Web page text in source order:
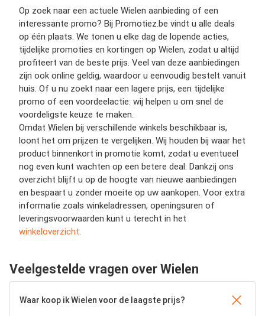
Op zoek naar een actuele Wielen aanbieding of een
interessante promo? Bij Promotiez.be vindt u alle deals
op één plaats. We tonen u elke dag de lopende acties,
tijdelijke promoties en kortingen op Wielen, zodat u altijd
profiteert van de beste prijs. Veel van deze aanbiedingen
zijn ook online geldig, waardoor u eenvoudig bestelt vanuit
huis. Of u nu zoekt naar een lagere prijs, een tijdelijke
promo of een voordeelactie: wij helpen u om snel de
voordeligste keuze te maken.
Omdat Wielen bij verschillende winkels beschikbaar is,
loont het om prijzen te vergelijken. Wij houden bij waar het
product binnenkort in promotie komt, zodat u eventueel
nog even kunt wachten op een betere deal. Dankzij ons
overzicht blijft u op de hoogte van nieuwe aanbiedingen
en bespaart u zonder moeite op uw aankopen. Voor extra
informatie zoals winkeladressen, openingsuren of
leveringsvoorwaarden kunt u terecht in het
winkeloverzicht
Veelgestelde vragen over Wielen
Waar koop ik Wielen voor de laagste prijs?